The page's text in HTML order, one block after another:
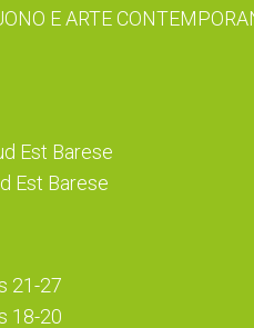
E ARTE
Est Barese
Est Barese
21-27
18-20